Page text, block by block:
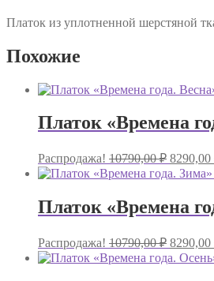
Платок из уплотненной шерстяной
Похожие
Платок «Времена
Распродажа! 10790,00₽
цена
8290,00
Платок «Времена
Распродажа! 10790,00₽
цена
8290,00